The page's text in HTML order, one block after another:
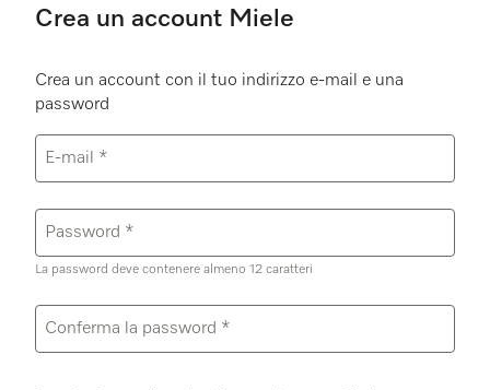
Crea un account Miele
Crea un account con il tuo indirizzo e-mail e una
password
E-mail *
Password *
La password deve contenere almeno 12 caratteri
Conferma la password *
Compilare tutti i campi obbligatori.